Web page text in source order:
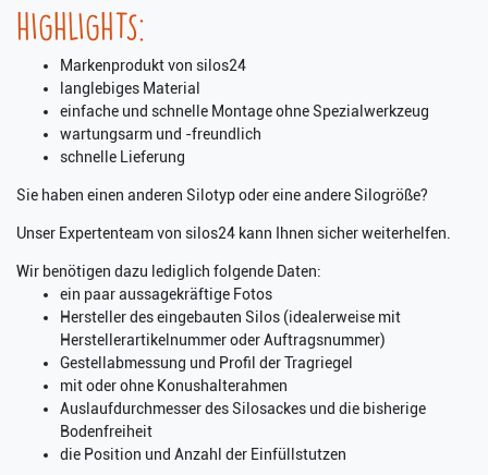
HIGHLIGHTS:
Markenprodukt von silos24
langlebiges Material
einfache und schnelle Montage ohne Spezialwerkzeug
wartungsarm und -freundlich
schnelle Lieferung
Sie haben einen anderen Silotyp oder eine andere Silogröße?
Unser Expertenteam von silos24 kann Ihnen sicher weiterhelfen.
Wir benötigen dazu lediglich folgende Daten:
ein paar aussagekräftige Fotos
Hersteller des eingebauten Silos (idealerweise mit
Herstellerartikelnummer oder Auftragsnummer)
Gestellabmessung und Profil der Tragriegel
mit oder ohne Konushalterahmen
Auslaufdurchmesser des Silosackes und die bisherige
Bodenfreiheit
die Position und Anzahl der Einfüllstutzen